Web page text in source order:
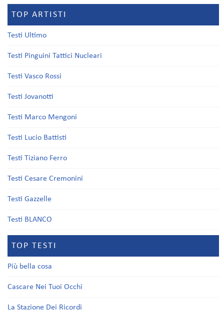
TOP ARTISTI
Testi Ultimo
Testi Pinguini Tattici Nucleari
Testi Vasco Rossi
Testi Jovanotti
Testi Marco Mengoni
Testi Lucio Battisti
Testi Tiziano Ferro
Testi Cesare Cremonini
Testi Gazzelle
Testi BLANCO
TOP TESTI
Più bella cosa
Cascare Nei Tuoi Occhi
La Stazione Dei Ricordi